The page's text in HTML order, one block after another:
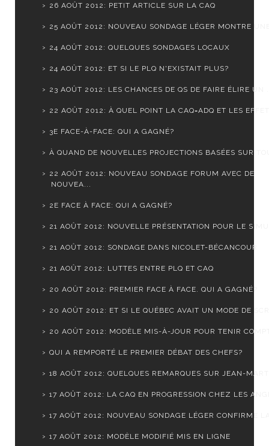
26 AOÛT 2012: PETIT ARTICLE SUR LA CAQ
25 AOÛT 2012: NOUVEAU SONDAGE LÉGER MONTRE
24 AOÛT 2012: QUELQUES SONDAGES LOCAUX
24 AOÛT 2012: ET SI LE PLQ N'EXISTAIT PLUS?
23 AOÛT 2012: LES CHANCES DE QS DE FAIRE ÉLIRE UN
22 AOÛT 2012: À QUEL POINT LA CAQ=ADQ ET LES
3E FACE-À-FACE: QUI A GAGNÉ?
À QUAND DE NOUVELLES PROJECTIONS BASÉES SUR
22 AOÛT 2012: NOUVEAU SONDAGE FORUM AVEC DE
NOUVEA...
2E FACE À FACE: QUI A GAGNÉ?
21 AOÛT 2012: NOUVELLE PRÉSENTATION POUR LE
21 AOÛT 2012: SONDAGE DANS NICOLET-BÉCANCOUR
21 AOÛT 2012: LUTTES ENTRE PLQ ET CAQ
20 AOÛT 2012: PREMIER FACE À FACE. QUI A GAGNÉ?
20 AOÛT 2012: ET SI LE QUÉBEC AVAIT UN MODE DE
20 AOÛT 2012: MODÈLE MIS-À-JOUR POUR TENIR
QUI A REMPORTÉ LE PREMIER DÉBAT DES CHEFS?
18 AOÛT 2012: QUELQUES REMARQUES SUR JEAN-
17 AOÛT 2012: LA CAQ EN PROGRESSION CHEZ LES
17 AOÛT 2012: NOUVEAU SONDAGE LÉGER CONFIRME
17 AOÛT 2012: MODÈLE MODIFIÉ MIS EN LIGNE